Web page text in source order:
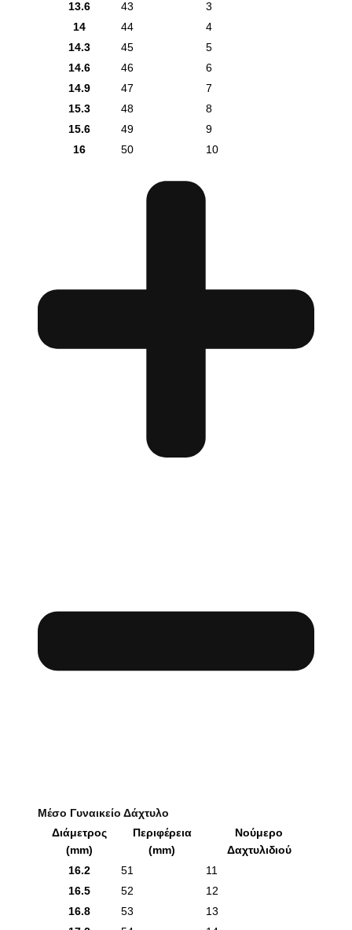
13.6
43
3
14
44
4
14.3
45
5
14.6
46
6
14.9
47
7
15.3
48
8
15.6
49
9
16
50 10
Μέσο Γυναικείο Δάχτυλο
Διάμετρος
(mm)
Περιφέρεια
(mm)
Νούμερο
Δαχτυλιδιού
16.2
51
11
16.5
52
12
16.8
53
13